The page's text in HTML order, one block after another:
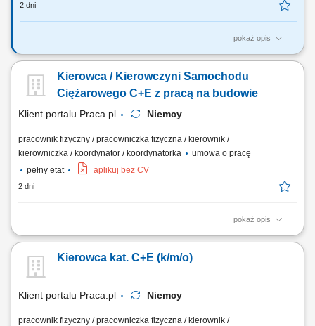
2 dni
pokaż opis
Twoje obowiązki Przeprowadzanie załadunku i rozładunku;
(silos/cysterna) Utrzymanie pojazdu wewnątrz i na zewnątrz;
Kierowca / Kierowczyni Samochodu
Ciężarowego C+E z pracą na budowie
Klient portalu Praca.pl Niemcy
pracownik fizyczny / pracowniczka fizyczna / kierownik /
kierowniczka / koordynator / koordynatorka
umowa o pracę
pełny etat
aplikuj bez CV
2 dni
pokaż opis
Bezpieczny transport materiałów budowlanych, ciężkich maszyn oraz
terenie Niemiec. Obsługa powierzonego zestawu ciężarowego oraz
dbanie o prawidłowe zabezpieczenie ładunku przed drogą. Aktywny
Kierowca kat. C+E (k/m/o)
Klient portalu Praca.pl Niemcy
pracownik fizyczny / pracowniczka fizyczna / kierownik /